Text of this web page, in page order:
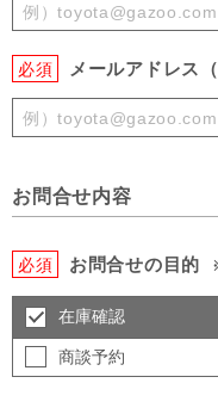
必須 メールアドレス
お問合せ内容
必須 お問合せの目的
在庫確認
商談予約